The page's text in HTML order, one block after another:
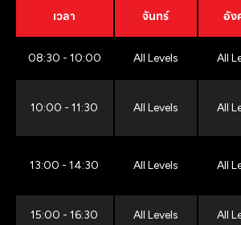
เวลา จันทร์ อัง
08:30 - 10:00 All Levels All
10:00 - 11:30 All Levels All
13:00 - 14:30 All Levels All
15:00 - 16:30 All Levels All